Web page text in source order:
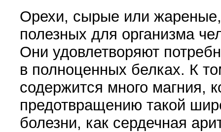
Орехи, сырые или
полезных для организ­ма
Они удовлетворяют
в полноценных белках. К
содержится много магния,
предотвращению такой
болезни, как сер­дечная